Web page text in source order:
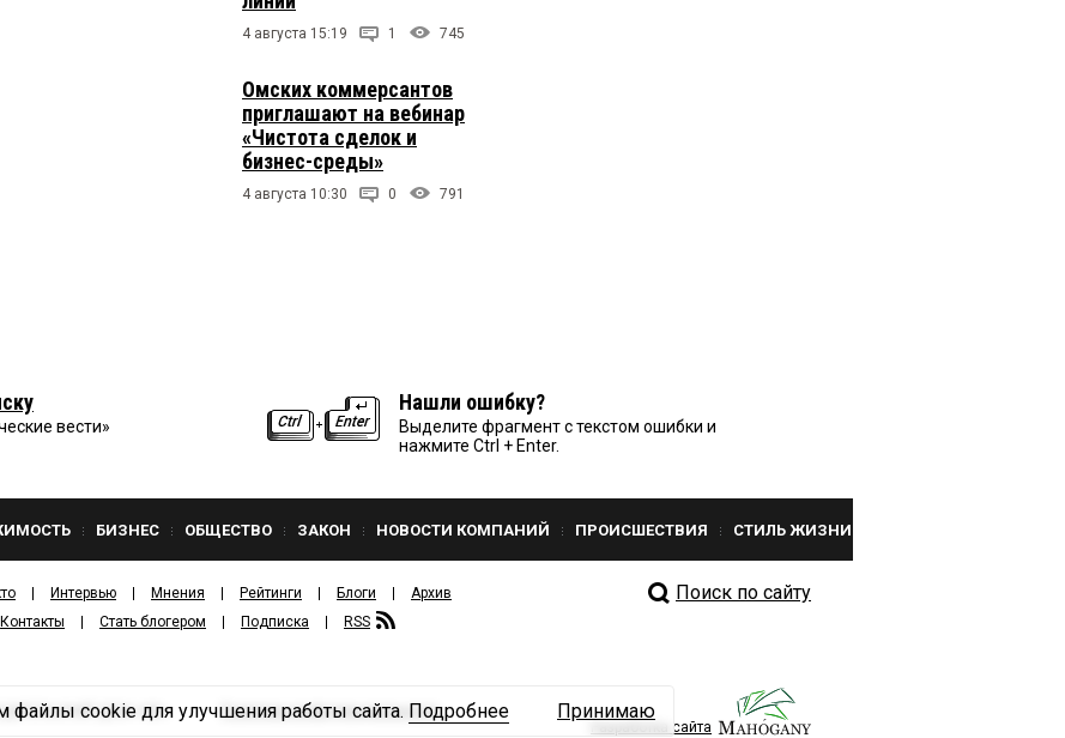
4 августа 15:19 1 745
Омских коммерсантов
приглашают на вебинар
«Чистота сделок и
бизнес-среды»
4 августа 10:30 0 791
вести»
Нашли ошибку?
Выделите фрагмент с текстом ошибки и
нажмите Ctrl + Enter.
БИЗНЕС ОБЩЕСТВО ЗАКОН НОВОСТИ КОМПАНИЙ ПРОИСШЕСТВИЯ СТИЛЬ ЖИЗНИ
Интервью Мнения Рейтинги Блоги
Архив
Контакты Стать блогером Подписка RSS
Поиск по сайту
ДОМ «КВ».
Политика конфиденциальности
Разработка сайта
файлы cookie для улучшения работы сайта. Подробнее Принимаю